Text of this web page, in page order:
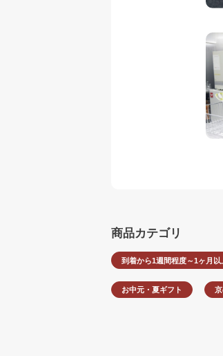
商品カテゴリ
到着から1週間程度～1ヶ月以
お中元・夏ギフト